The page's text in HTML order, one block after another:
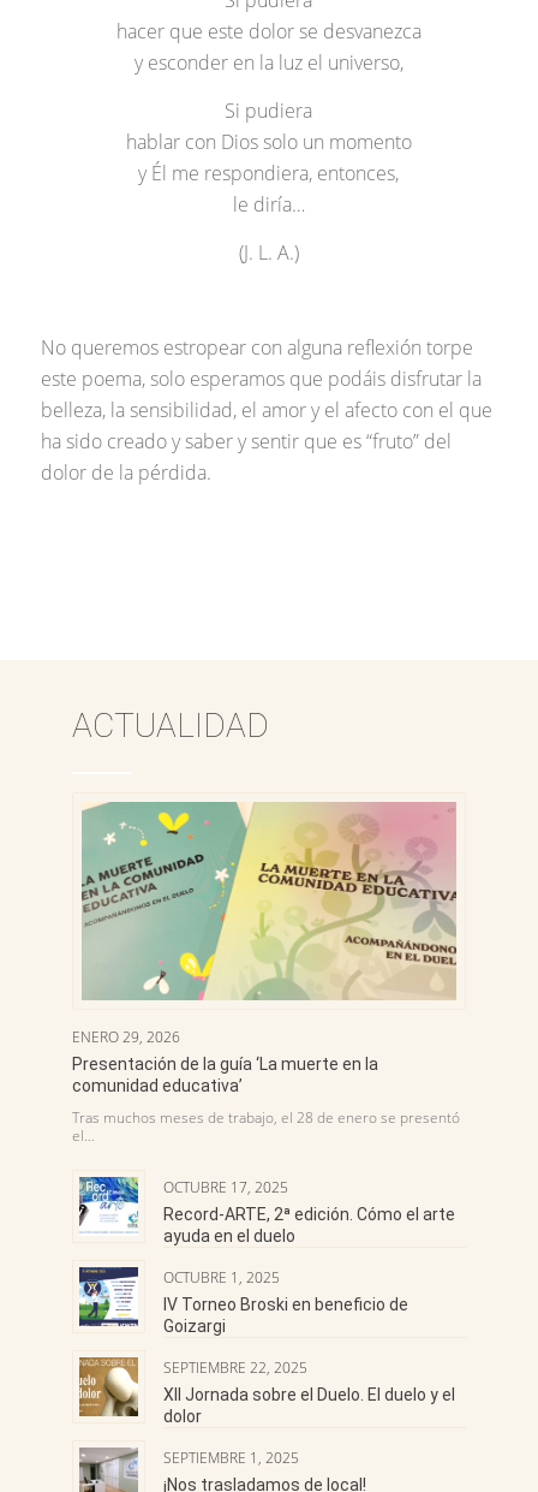
hacer que este dolor se desvanezca
y esconder en la luz el universo,
Si pudiera
hablar con Dios solo un momento
y Él me respondiera, entonces,
le diría…
(J. L. A.)
No queremos estropear con alguna reflexión torpe
este poema, solo esperamos que podáis disfrutar la
belleza, la sensibilidad, el amor y el afecto con el que
ha sido creado y saber y sentir que es “fruto” del
dolor de la pérdida.
ACTUALIDAD
ENERO 29, 2026
Presentación de la guía ‘La muerte en la
comunidad educativa’
Tras muchos meses de trabajo, el 28 de enero se presentó
el…
OCTUBRE 17, 2025
Record-ARTE, 2ª edición. Cómo el arte
ayuda en el duelo
OCTUBRE 1, 2025
IV Torneo Broski en beneficio de
Goizargi
SEPTIEMBRE 22, 2025
XII Jornada sobre el Duelo. El duelo y el
dolor
SEPTIEMBRE 1, 2025
¡Nos trasladamos de local!